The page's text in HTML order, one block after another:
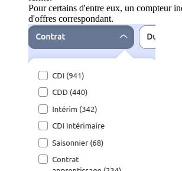
Pour certains d'entre eux, un compteur
d'offres correspondant.